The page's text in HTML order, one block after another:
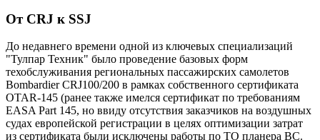
От CRJ к SSJ
До недавнего времени одной из ключевых специализаций
"Тулпар Техник" было проведение базовых форм
техобслуживания региональных пассажирских самолетов
Bombardier CRJ100/200 в рамках собственного сертификата
OTAR-145 (ранее также имелся сертификат по требованиям
EASA Part 145, но ввиду отсутствия заказчиков на воздушных
судах европейской регистрации в целях оптимизации затрат
из сертификата были исключены работы по ТО планера ВС.